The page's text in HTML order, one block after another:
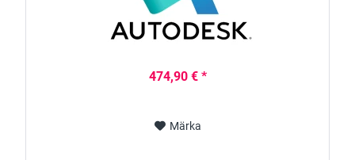
474,90 € *
Märka